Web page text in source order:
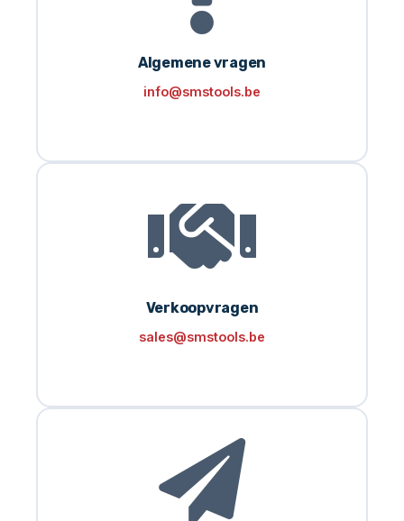
Algemene vragen
info@smstools.be
Verkoopvragen
sales@smstools.be